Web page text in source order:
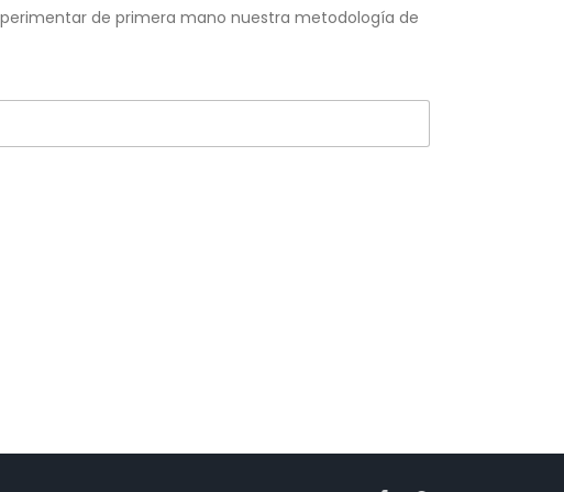
de primera mano nuestra metodología de